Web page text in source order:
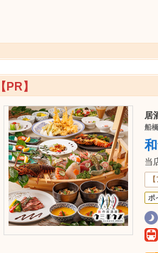
【PR】
居
船
当
ポ